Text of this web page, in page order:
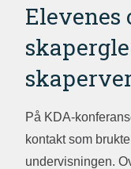
Elevenes
På KDA-
kontakt som
undervisningen.